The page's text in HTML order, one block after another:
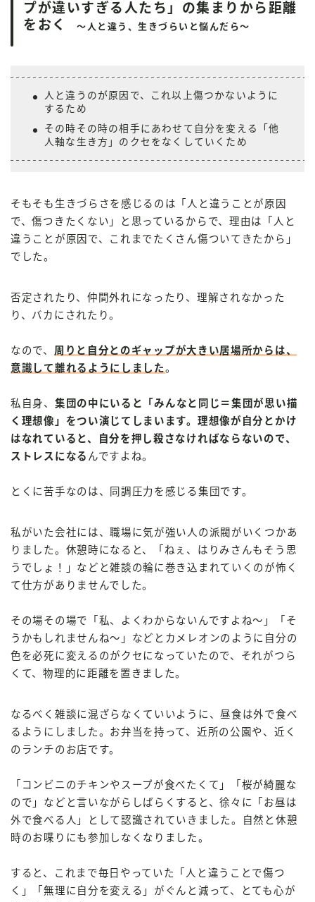
プが違いすぎる人たち」の集まりから距離
をおく
～人と違う、生きづらいと悩んだら～
人と違うのが原因で、これ以上傷つかないように
するため
その時その時の相手にあわせて自分を変える「他
人軸な生き方」のクセをなくしていくため
そもそも生きづらさを感じるのは「人と違うことが原因
で、傷つきたくない」と思っているからで、理由は「人と
違うことが原因で、これまでたくさん傷ついてきたから」
でした。
否定されたり、仲間外れになったり、理解されなかった
り、バカにされたり。
なので、 周りと自分とのギャップが大きい居場所からは、
意識して離れるようにしました。
私自身、 集団の中にいると「みんなと同じ＝集団が思い描
く理想像」をつい演じてしまいます。理想像が自分とかけ
はなれていると、自分を押し殺さなければならないので、
ストレスになる んですよね。
とくに苦手なのは、同調圧力を感じる集団です。
私がいた会社には、職場に気が強い人の派閥がいくつかあ
りました。休憩時になると、「ねぇ、はりみさんもそう思
うでしょ！」などと雑談の輪に巻き込まれていくのが怖く
て仕方がありませんでした。
その場その場で「私、よくわからないんですよね～」「そ
うかもしれませんね～」などとカメレオンのように自分の
色を必死に変えるのがクセになっていたので、それがつら
くて、物理的に距離を置きました。
なるべく雑談に混ざらなくていいように、昼食は外で食べ
るようにしました。お弁当を持って、近所の公園や、近く
のランチのお店です。
「コンビニのチキンやスープが食べたくて」「桜が綺麗な
ので」などと言いながらしばらくすると、徐々に「お昼は
外で食べる人」として認識されていきました。自然と休憩
時のお喋りにも参加しなくなりました。
すると、これまで毎日やっていた「人と違うことで傷つ
く」「無理に自分を変える」がぐんと減って、とても心が